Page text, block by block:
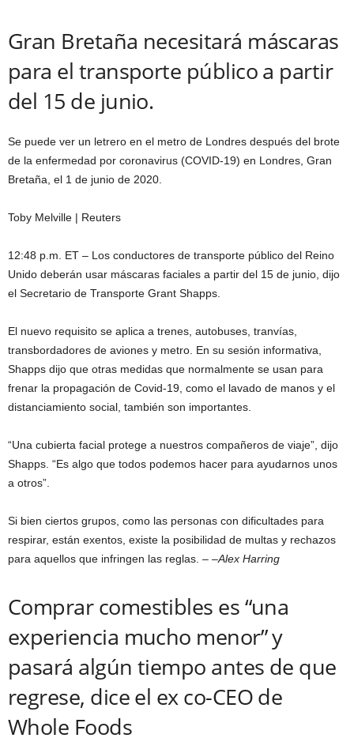
Gran Bretaña necesitará máscaras
para el transporte público a partir
del 15 de junio.
Se puede ver un letrero en el metro de Londres después del brote
de la enfermedad por coronavirus (COVID-19) en Londres, Gran
Bretaña, el 1 de junio de 2020.
Toby Melville | Reuters
12:48 p.m. ET – Los conductores de transporte público del Reino
Unido deberán usar máscaras faciales a partir del 15 de junio, dijo
el Secretario de Transporte Grant Shapps.
El nuevo requisito se aplica a trenes, autobuses, tranvías,
transbordadores de aviones y metro. En su sesión informativa,
Shapps dijo que otras medidas que normalmente se usan para
frenar la propagación de Covid-19, como el lavado de manos y el
distanciamiento social, también son importantes.
“Una cubierta facial protege a nuestros compañeros de viaje”, dijo
Shapps. “Es algo que todos podemos hacer para ayudarnos unos
a otros”.
Si bien ciertos grupos, como las personas con dificultades para
respirar, están exentos, existe la posibilidad de multas y rechazos
para aquellos que infringen las reglas. – –Alex Harring
Comprar comestibles es “una
experiencia mucho menor” y
pasará algún tiempo antes de que
regrese, dice el ex co-CEO de
Whole Foods